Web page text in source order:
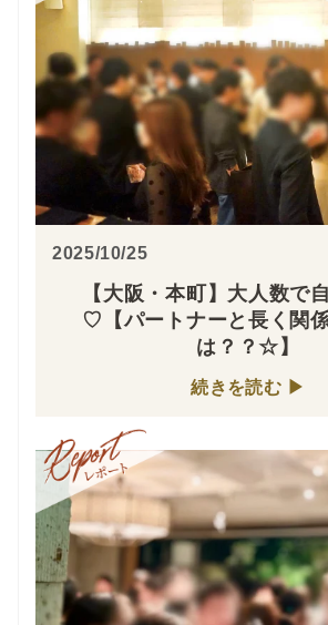
2025/10/25
【大阪・本町】大人数で
♡【パートナーと長く関
は？？☆】
続きを読む